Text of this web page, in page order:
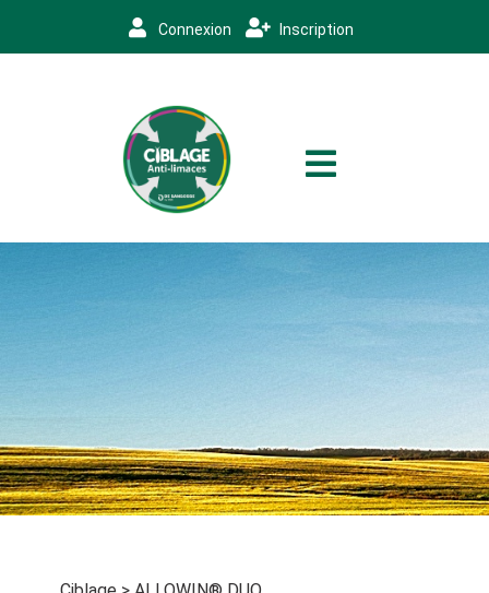
Connexion Inscription